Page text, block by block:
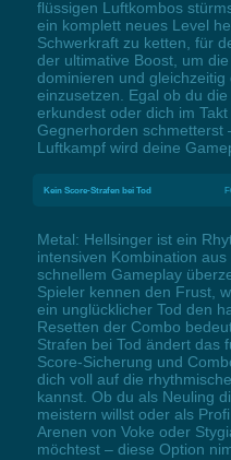
flüssigen Luftkombos
ein komplett neues Level
Schwerkraft zu ketten, für
der ultimative Boost, um
dominieren und gleichzeitig
einzusetzen. Egal ob du
erkundest oder dich im
Gegnerhorden schmetterst
Luftkampf wird deine
Kein Score-Strafen bei Tod
Metal: Hellsinger ist ein
intensiven Kombination
schnellem Gameplay
Spieler kennen den Frust,
ein unglücklicher Tod den
Resetten der Combo
Strafen bei Tod ändert das
Score-Sicherung und
dich voll auf die
kannst. Ob du als Neuling
meistern willst oder als
Arenen von Voke oder
möchtest – diese Option